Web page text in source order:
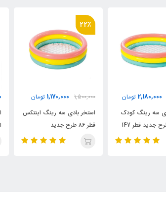
تومان
کودک
147
1,500,000
1,170,000 تومان
استخر بادی سه رینگ اینتکس
استخر